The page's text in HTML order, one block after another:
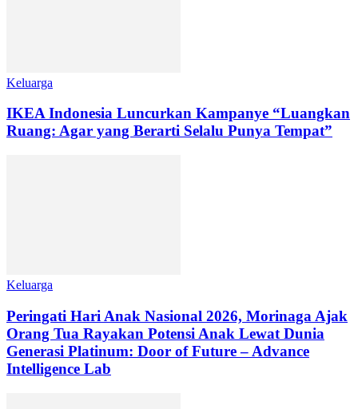
Keluarga
IKEA Indonesia Luncurkan Kampanye “Luangkan
Ruang: Agar yang Berarti Selalu Punya Tempat”
Keluarga
Peringati Hari Anak Nasional 2026, Morinaga Ajak
Orang Tua Rayakan Potensi Anak Lewat Dunia
Generasi Platinum: Door of Future – Advance
Intelligence Lab